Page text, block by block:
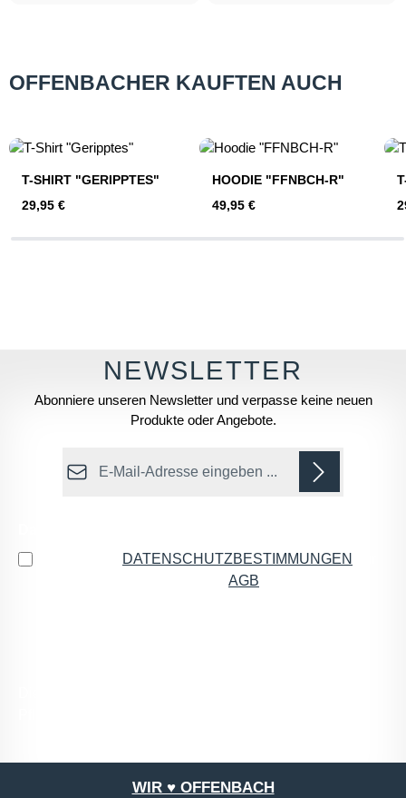
OFFENBACHER KAUFTEN AUCH
T-SHIRT "GERIPPTES"
Regulärer Preis:
29,95 €
HOODIE "FFNBCH-R"
Regulärer Preis:
49,95 €
Abonniere unseren Newsletter und verpasse keine neuen
Produkte oder Angebote.
E-Mail-Adresse*
DATENSCHUTZBESTIMMUNGEN
AGB
WIR ♥ OFFENBACH